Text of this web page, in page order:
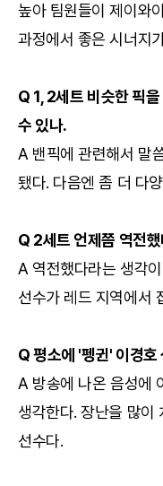
높아 팀원들이 제이와
과정에서 좋은 시너지
Q 1, 2세트 비슷한 픽
수 있나.
A 밴픽에 관련해서 말
됐다. 다음엔 좀 더 다
Q 2세트 언제쯤 역전
A 역전했다라는 생각
선수가 레드 지역에서
Q 평소에 '펭귄' 이경호
A 방송에 나온 음성에
생각한다. 장난을 많이
선수다.